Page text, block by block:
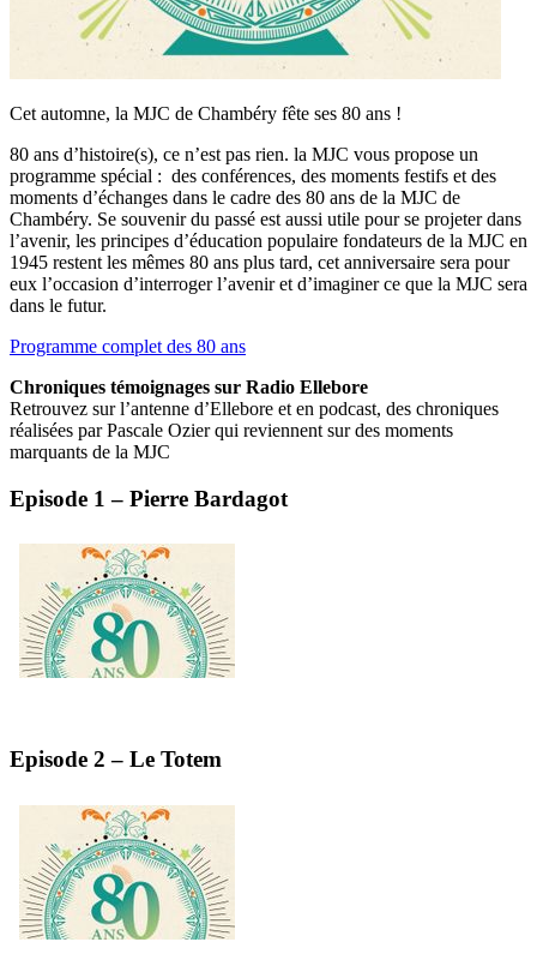
Cet automne, la MJC de Chambéry fête ses 80 ans !
80 ans d’histoire(s), ce n’est pas rien. la MJC vous propose un
programme spécial : des conférences, des moments festifs et des
moments d’échanges dans le cadre des 80 ans de la MJC de
Chambéry. Se souvenir du passé est aussi utile pour se projeter dans
l’avenir, les principes d’éducation populaire fondateurs de la MJC en
1945 restent les mêmes 80 ans plus tard, cet anniversaire sera pour
eux l’occasion d’interroger l’avenir et d’imaginer ce que la MJC sera
dans le futur.
Programme complet des 80 ans
Chroniques témoignages sur Radio Ellebore
Retrouvez sur l’antenne d’Ellebore et en podcast, des chroniques
réalisées par Pascale Ozier qui reviennent sur des moments
marquants de la MJC
Episode 1 – Pierre Bardagot
Episode 2 – Le Totem